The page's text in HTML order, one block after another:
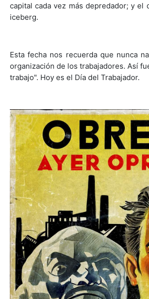
capital cada vez más depredador; y
iceberg.
Esta fecha nos recuerda que nunca
organización de los trabajadores. Así
trabajo". Hoy es el Día del Trabajador.